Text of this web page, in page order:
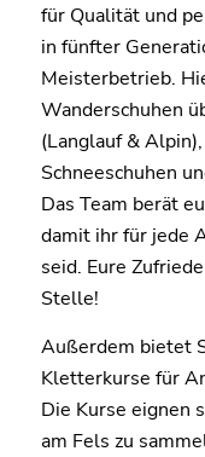
für Qualität und
in fünfter
Meisterbetrieb.
Wanderschuhen
(Langlauf &
Schneeschuhen
Das Team berät
damit ihr für jede
seid. Eure
Stelle!
Außerdem bietet
Kletterkurse für
Die Kurse eignen
am Fels zu